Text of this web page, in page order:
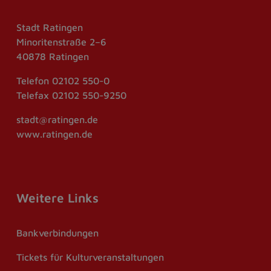
Stadt Ratingen
Minoritenstraße 2–6
40878 Ratingen
Telefon 02102 550-0
Telefax 02102 550-9250
stadt@ratingen.de
www.ratingen.de
Weitere Links
Bankverbindungen
Tickets für Kulturveranstaltungen